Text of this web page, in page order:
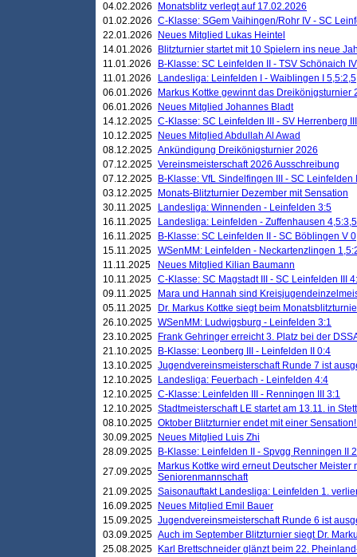
04.02.2026
Monatsblitz verlegt auf 17.02.2026
01.02.2026 C-Klasse: SGem Vaihingen/Rohr IV - SC
22.01.2026
Neues Mitglied Lukas Heintel
14.01.2026
Blitzturnier startet mit 10 Spielern ins neue
11.01.2026
B-Klasse: SC Leinfelden II - TSV Schönaich
11.01.2026
Landesliga: Leinfelden I - Waiblingen I 5,5:2,5
06.01.2026
Markus Kottke gewinnt das Dreikönigsturnier
06.01.2026
Neues Mitglied Johannes Bladt
14.12.2025 C-Klasse: SC Leinfelden III - SV Herrenberg
10.12.2025
Neues Mitglied Abdullah Al Awad
08.12.2025 Ankündigung Dreikönigsturnier 2026
07.12.2025 Vereinsmeisterschaft 2026 Ausschreibung
07.12.2025
B-Klasse: VfL Sindelfingen III - SC Leinfelden
03.12.2025
Monats-Blitzturnier Dezember mit Sensation
30.11.2025
Landesliga: Winnenden - Leinfelden 3:5
16.11.2025
Landesliga: Leinfelden - Zuffenhausen 4,5:3,5
16.11.2025
B-Klasse: SC Leinfelden II - SC Böblingen V
15.11.2025 WSenMM: Leinfelden - Neckartenzlingen
11.11.2025
Neues Mitglied Kilian Baumann
10.11.2025 C-Klasse: SC Magstadt III - SC Leinfelden III
09.11.2025
Mara und Hannah sind
05.11.2025
Dr. Markus Kottke siegt beim
26.10.2025 WSenMM: Ludwigsburg - Leinfelden 3:1
23.10.2025
Frank Gehringer erreicht 3. Platz bei der
21.10.2025
B-Klasse: Leonberg III - Leinfelden II 0:4
13.10.2025 Jugendvereinsmeisterschaft Runde 7 ist
12.10.2025
Landesliga: Feuerbach - Leinfelden 4:4
12.10.2025 C-Klasse: Leinfelden III - Renningen III 3:1
12.10.2025 Stadtmeisterschaft LE startet am 13.11. in
08.10.2025 Oktober Blitzturnier endet mit einer
30.09.2025
Neues Mitglied Luis Zhi
28.09.2025
B-Klasse: Leinfelden II - Spvgg Renningen II
27.09.2025
Markus Kottke wird erneut Deutscher Meister
Seniorenmannschaft
21.09.2025 Saisonauftakt Landesliga: Leinfelden 1.
16.09.2025
Neues Mitglied Emil Bauer
15.09.2025 Jugendvereinsmeisterschaft Runde 6 ist
03.09.2025 Auch im September Blitzturnier siegt Dr.
25.08.2025
Karl Brettschneider glänzt beim 22.